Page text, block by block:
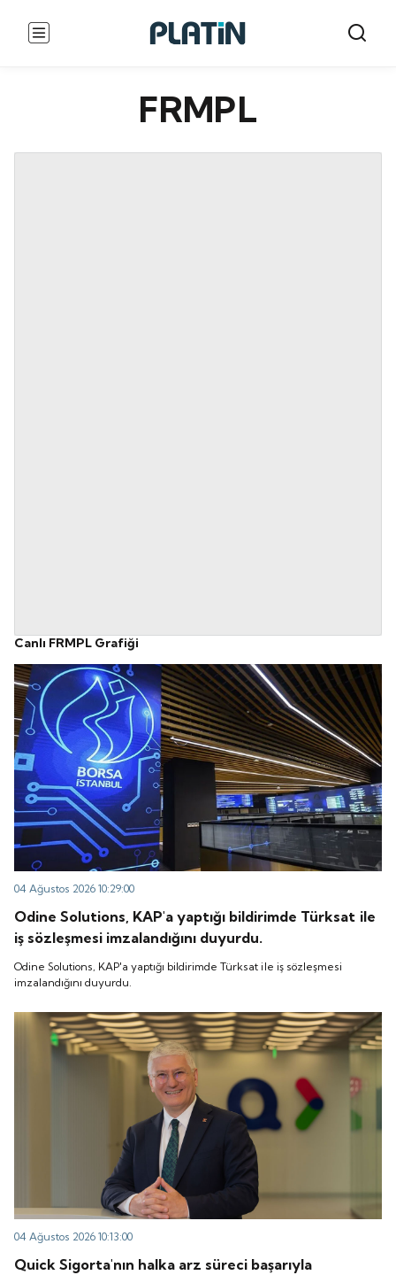
FRMPL
Canlı FRMPL Grafiği
04 Ağustos 2026 10:29:00
Odine Solutions, KAP'a yaptığı bildirimde Türksat ile
iş sözleşmesi imzalandığını duyurdu.
Odine Solutions, KAP'a yaptığı bildirimde Türksat ile iş sözleşmesi
imzalandığını duyurdu.
04 Ağustos 2026 10:13:00
Quick Sigorta'nın halka arz süreci başarıyla